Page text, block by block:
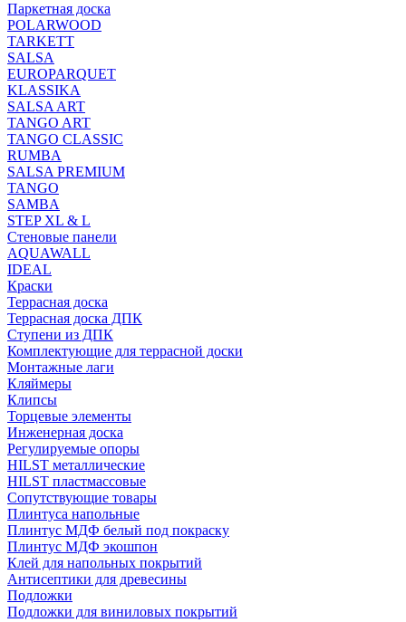
Паркетная доска
POLARWOOD
TARKETT
SALSA
EUROPARQUET
KLASSIKA
SALSA ART
TANGO ART
TANGO CLASSIC
RUMBA
SALSA PREMIUM
TANGO
SAMBA
STEP XL & L
Стеновые панели
AQUAWALL
IDEAL
Краски
Террасная доска
Террасная доска ДПК
Ступени из ДПК
Комплектующие для террасной доски
Монтажные лаги
Кляймеры
Клипсы
Торцевые элементы
Инженерная доска
Регулируемые опоры
HILST металлические
HILST пластмассовые
Сопутствующие товары
Плинтуса напольные
Плинтус МДФ белый под покраску
Плинтус МДФ экошпон
Клей для напольных покрытий
Антисептики для древесины
Подложки
Подложки для виниловых покрытий